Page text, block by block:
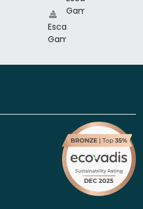
Escape
Game
Game